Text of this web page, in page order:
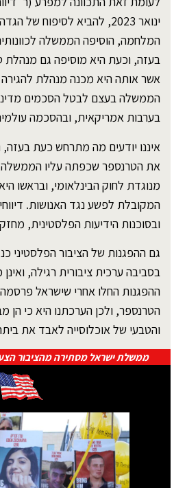
ינואר 2023, להביא לסיפוח
המלחמה, הוסיפה הממשלה
בעזה, וכעת היא מוסיפה גם מנהלת
אשר אותה היא מכנה מנהלת להגירה
הממשלה בעצם לבטל הסכמים
בערבות אמריקאית, ובהסכמה
איננו יודעים מה מתרחש כעת
את הטרנספר שכפתה עליו הממשלה,
מנוגדת לחוק הבינלאומי, ובראשו
המקובלת לפשע נגד האנושות.
ובסוכנות הידיעות הפלסטינית,
גם ההפגנות של הציבור הפלסטיני
בסביבה ערכית ציבורית רגילה,
ההפגנות החלו אחרי שישראל
הטרנספר, ולכן הערכתנו היא כי
והטבעי של אוכלוסייה לאבד את
ממשלת ישראל מסתירה מהציבור